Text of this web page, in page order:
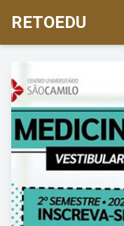
RETOEDU